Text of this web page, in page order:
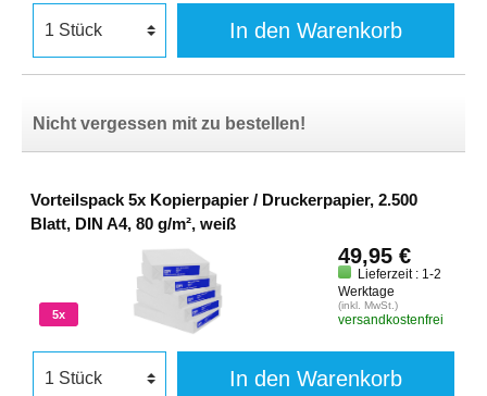
In den Warenkorb
Nicht vergessen mit zu bestellen!
Vorteilspack 5x Kopierpapier / Druckerpapier, 2.500
Blatt, DIN A4, 80 g/m², weiß
5x
49,95 €
Lieferzeit : 1-2
Werktage
(inkl. MwSt.)
versandkostenfrei
In den Warenkorb